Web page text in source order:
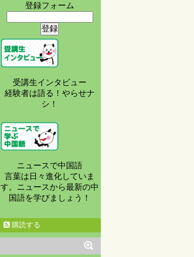
登録フォーム
受講生インタビュー
経験者は語る！やらせナ
シ！
ニュースで中国語
言葉は日々進化していま
す。ニュースから最新の中
国語を学びましょう！
購読する